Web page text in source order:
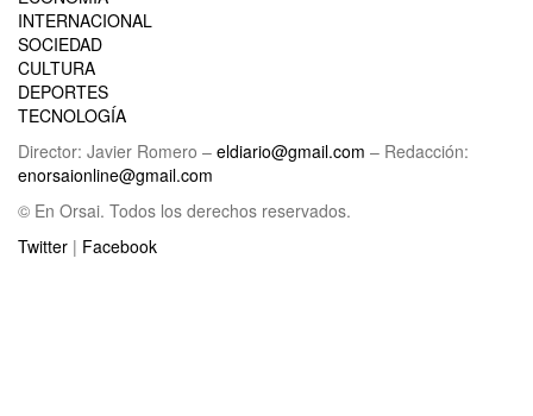
INTERNACIONAL
SOCIEDAD
CULTURA
DEPORTES
TECNOLOGÍA
Director: Javier Romero – eldiario@gmail.com – Redacción:
enorsaionline@gmail.com
© En Orsai. Todos los derechos reservados.
Twitter | Facebook